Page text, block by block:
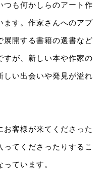
つも何かしらのアート作
ます。作家さんへのアプ
展開する書籍の選書など
すが、新しい本や作家の
しい出会いや発見が溢れ
お客様が来てくださった
てくださったりするこ
ています。